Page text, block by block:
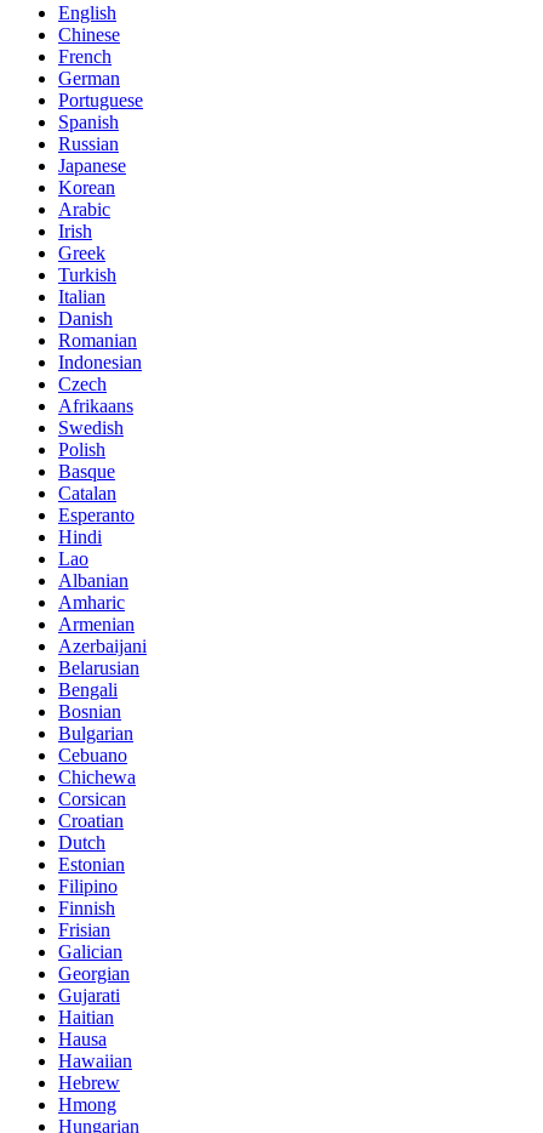
English
Chinese
French
German
Portuguese
Spanish
Russian
Japanese
Korean
Arabic
Irish
Greek
Turkish
Italian
Danish
Romanian
Indonesian
Czech
Afrikaans
Swedish
Polish
Basque
Catalan
Esperanto
Hindi
Lao
Albanian
Amharic
Armenian
Azerbaijani
Belarusian
Bengali
Bosnian
Bulgarian
Cebuano
Chichewa
Corsican
Croatian
Dutch
Estonian
Filipino
Finnish
Frisian
Galician
Georgian
Gujarati
Haitian
Hausa
Hawaiian
Hebrew
Hmong
Hungarian